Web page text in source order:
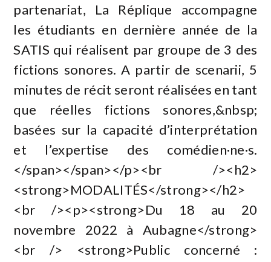
partenariat, La Réplique accompagne
les étudiants en dernière année de la
SATIS qui réalisent par groupe de 3 des
fictions sonores. A partir de scenarii, 5
minutes de récit seront réalisées en tant
que réelles fictions sonores,&nbsp;
basées sur la capacité d’interprétation
et l’expertise des comédien·ne·s.
</span></span></p><br /><h2>
<strong>MODALITÉS</strong></h2>
<br /><p><strong>Du 18 au 20
novembre 2022 à Aubagne</strong>
<br /> <strong>Public concerné :